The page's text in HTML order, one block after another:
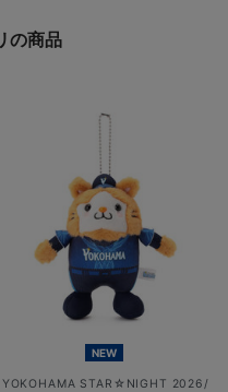
の商品
NEW
YOKOHAMA STAR☆NIGHT 2026/